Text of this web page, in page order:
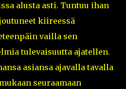
alusta asti. Tuntuu ihan
kiireessä
vailla sen
tulevaisuutta ajatellen.
asiansa ajavalla tavalla
seuraamaan